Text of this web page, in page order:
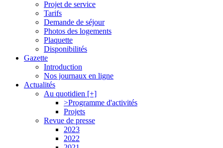
Projet de service
Tarifs
Demande de séjour
Photos des logements
Plaquette
Disponibilités
Gazette
Introduction
Nos journaux en ligne
Actualités
Au quotidien [+]
>Programme d'activités
Projets
Revue de presse
2023
2022